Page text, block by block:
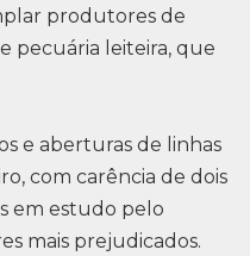
produtores de
pecuária leiteira, que
e aberturas de linhas
com carência de dois
em estudo pelo
mais prejudicados.